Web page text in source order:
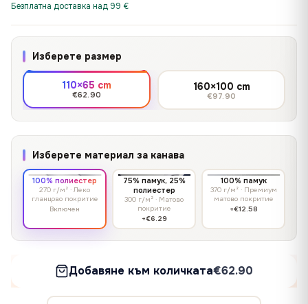
Безплатна доставка над 99 €
Изберете размер
110×65 cm
€62.90
160×100 cm
€97.90
Изберете материал за канава
100% полиестер
270 г/м² · Леко
гланцово покритие
Включен
75% памук, 25%
полиестер
300 г/м² · Матово
покритие
+€6.29
100% памук
370 г/м² · Премиум
матово покритие
+€12.58
Добавяне към количката€62.90